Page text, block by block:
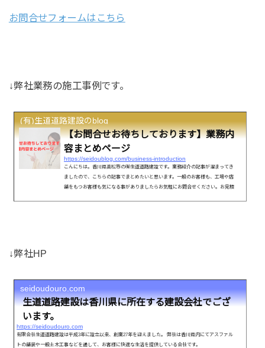
お問合せフォームはこちら
↓弊社業務の施工事例です。
(有)生道道路建設のblog
【お問合せお待ちしております】業務内
容まとめページ
https://seidoublog.com/business-introduction
こんにちは。香川県高松市の㈲生道道路建設です。業務紹介の記事が溜まってき
ましたので、こちらの記事でまとめたいと思います。一般のお客様も、工場や店
舗をもつお客様も気になる事がありましたらお気軽にお問合せください。お見積
↓弊社HP
seidoudouro.com
生道道路建設は香川県に所在する建設会社でござ
います。
https://seidoudouro.com
有限会社生道道路建設は平成3年に設立以来、創業27年を迎えました。 弊社は香川県内にてアスファル
トの舗装や一般土木工事などを通して、お客様に快適な生活を提供している会社です。